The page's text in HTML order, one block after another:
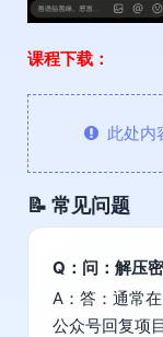
课程下载：
此处内
📝 常见问题
Q：问：解压
A：答：通常
公众号回复项